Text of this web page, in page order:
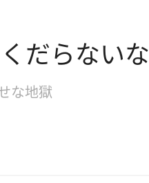
くだらないな
な地獄